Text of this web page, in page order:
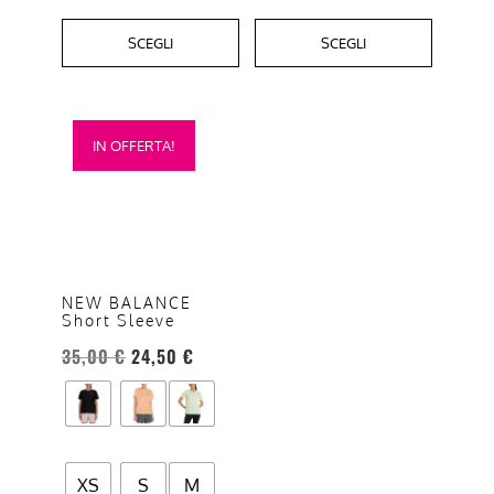
SCEGLI SCEGLI
IN OFFERTA!
NEW BALANCE
Short Sleeve
35,00€ 24,50 €
XS S M
Questo
prodotto
opzioni
possono
essere
scelte
nella
del